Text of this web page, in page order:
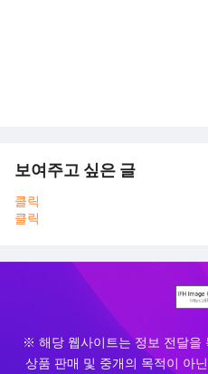
보여주고 싶은 글
클릭
클릭
※ 해당 웹사이트는 정보 전달을
상품 판매 및 중개의 목적이 아